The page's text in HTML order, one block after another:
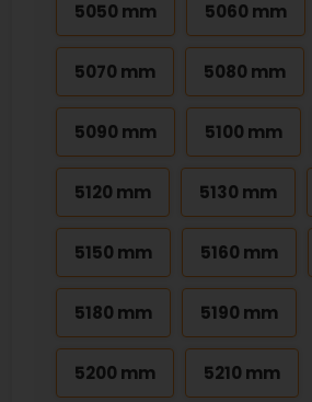
5050 mm 5060 mm
5070 mm 5080 mm
5090 mm 5100 mm
5120 mm 5130 mm
5150 mm 5160 mm
5180 mm 5190 mm
5200 mm 5210 mm